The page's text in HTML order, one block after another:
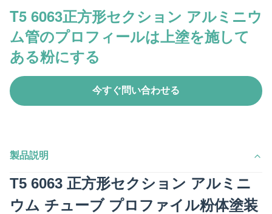
T5 6063正方形セクション アルミニウ
ム管のプロフィールは上塗を施して
ある粉にする
今すぐ問い合わせる
製品説明
T5 6063 正方形セクション アルミニ
ウム チューブ プロファイル粉体塗装